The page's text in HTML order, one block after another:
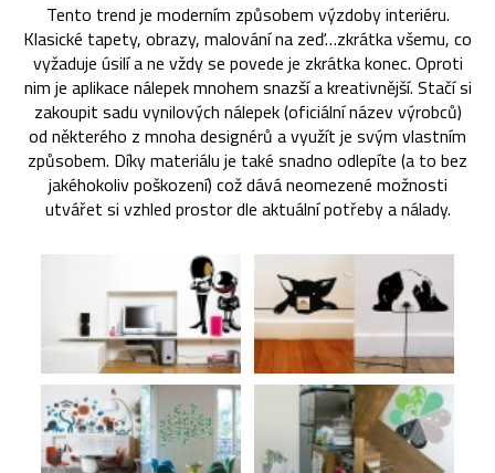
Tento trend je moderním způsobem výzdoby interiéru.
Klasické tapety, obrazy, malování na zeď…zkrátka všemu, co
vyžaduje úsilí a ne vždy se povede je zkrátka konec. Oproti
nim je aplikace nálepek mnohem snazší a kreativnější. Stačí si
zakoupit sadu vynilových nálepek (oficiální název výrobců)
od některého z mnoha designérů a využít je svým vlastním
způsobem. Díky materiálu je také snadno odlepíte (a to bez
jakéhokoliv poškození) což dává neomezené možnosti
utvářet si vzhled prostor dle aktuální potřeby a nálady.